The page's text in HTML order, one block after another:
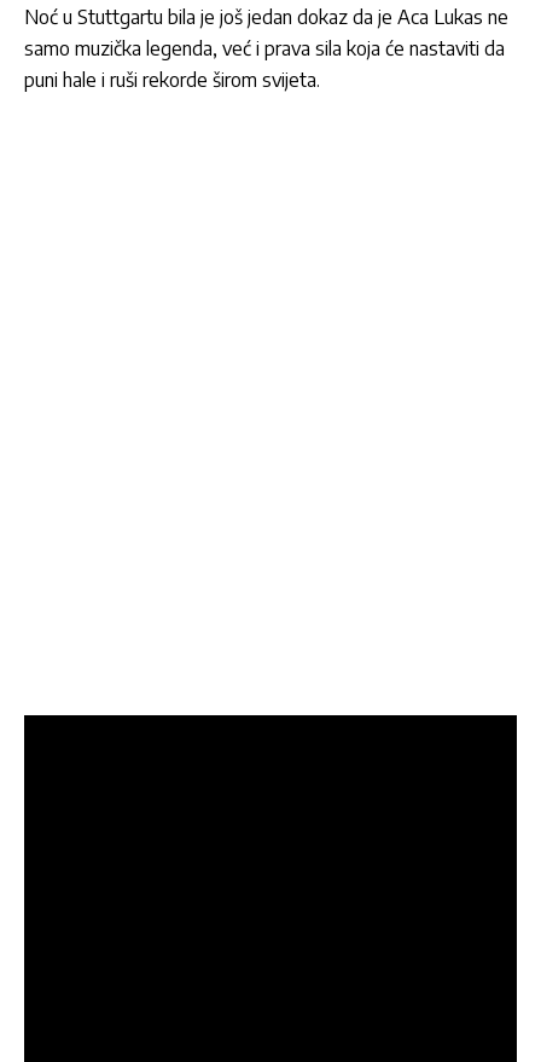
Noć u Stuttgartu bila je još jedan dokaz da je Aca Lukas ne
samo muzička legenda, već i prava sila koja će nastaviti da
puni hale i ruši rekorde širom svijeta.